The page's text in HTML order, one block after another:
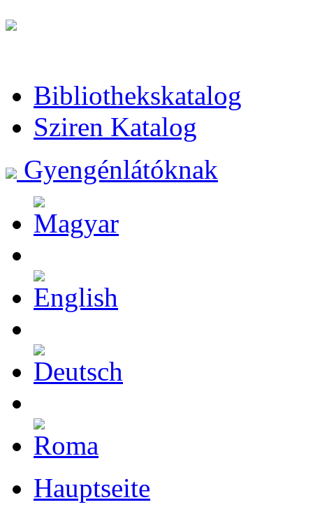
Bibliothekskatalog
Sziren Katalog
Gyengénlátóknak
Hauptseite